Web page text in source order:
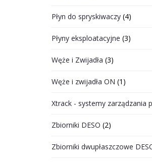
Płyn do spryskiwaczy (4)
Płyny eksploatacyjne (3)
Węże i Zwijadła (3)
Węże i zwijadła ON (1)
Xtrack - systemy zarządzania
Zbiorniki DESO (2)
Zbiorniki dwupłaszczowe